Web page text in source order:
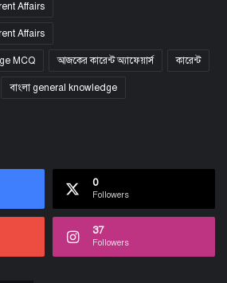
Affairs
Affairs
MCQ আজকের কারেন্ট অ্যাফেয়ার্স কারেন্ট
বাংলা general knowledge
0
Followers
37
Followers